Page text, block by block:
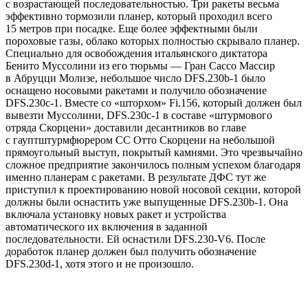
с возрастающей последовательностью. Три ракеты весьма
эффективно тормозили планер, который проходил всего
15 метров при посадке. Еще более эффектными были
пороховые газы, облако которых полностью скрывало планер.
Специально для освобождения итальянского диктатора
Бенито Муссолини из его тюрьмы — Гран Сассо Массир
в Абруцци Молизе, небольшое число DFS.230b-1 было
оснащено носовыми ракетами и получило обозначение
DFS.230c-1. Вместе со «шторхом» Fi.156, который должен был
вывезти Муссолини, DFS.230c-1 в составе «штурмового
отряда Скорцени» доставили десантников во главе
с гауптштурмфюрером СС Отто Скорцени на небольшой
прямоугольный выступ, покрытый камнями. Это чрезвычайно
сложное предприятие закончилось полным успехом благодаря
именно планерам с ракетами. В результате ДФС тут же
приступил к проектированию новой носовой секции, которой
должны были оснастить уже выпущенные DFS.230b-1. Она
включала установку новых ракет и устройства
автоматического их включения в заданной
последовательности. Ей оснастили DFS.230-V6. После
доработок планер должен был получить обозначение
DFS.230d-1, хотя этого и не произошло.